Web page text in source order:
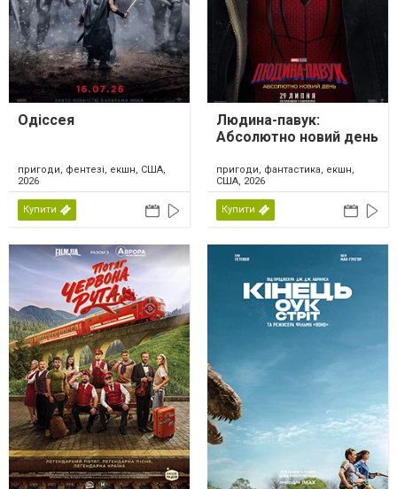
Одіссея
пригоди, фентезі, екшн, США,
2026
Купити
Людина-павук:
Абсолютно новий день
пригоди, фантастика, екшн,
США, 2026
Купити